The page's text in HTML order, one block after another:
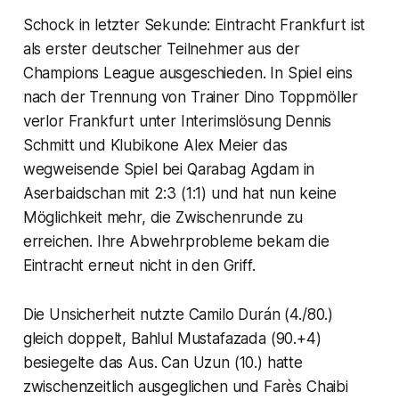
Schock in letzter Sekunde: Eintracht Frankfurt ist
als erster deutscher Teilnehmer aus der
Champions League ausgeschieden. In Spiel eins
nach der Trennung von Trainer Dino Toppmöller
verlor Frankfurt unter Interimslösung Dennis
Schmitt und Klubikone Alex Meier das
wegweisende Spiel bei Qarabag Agdam in
Aserbaidschan mit 2:3 (1:1) und hat nun keine
Möglichkeit mehr, die Zwischenrunde zu
erreichen. Ihre Abwehrprobleme bekam die
Eintracht erneut nicht in den Griff.
Die Unsicherheit nutzte Camilo Durán (4./80.)
gleich doppelt, Bahlul Mustafazada (90.+4)
besiegelte das Aus. Can Uzun (10.) hatte
zwischenzeitlich ausgeglichen und Farès Chaibi